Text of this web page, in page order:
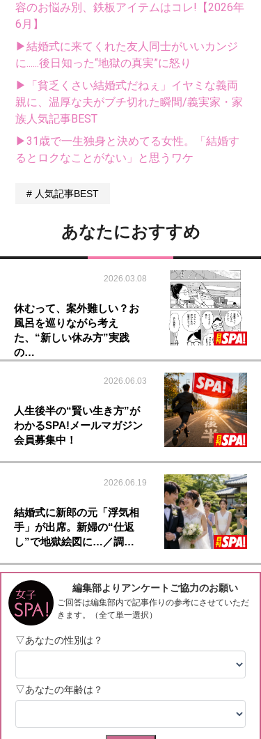
容のお悩み別、鉄板アイテムはコレ!【2026年
6月】
▶結婚式に来てくれた友人同士がいいカンジ
に......後日知った“地獄の真実”に怒り
▶「貧乏くさい結婚式だねぇ」イヤミな義両
親に、温厚な夫がブチ切れた瞬間/義実家・家
族人気記事BEST
▶31歳で一生独身と決めてる女性。「結婚す
るとロクなことがない」と思うワケ
人気記事BEST
あなたにおすすめ
2026.03.08
休むって、案外難しい？お
風呂を巡りながら考え
た、“新しい休み方”実践
の…
2026.06.03
人生後半の“賢い生き方”が
わかるSPA!メールマガジン
会員募集中！
2026.06.19
結婚式に新郎の元「浮気相
手」が出席。新婦の“仕返
し”で地獄絵図に…／調…